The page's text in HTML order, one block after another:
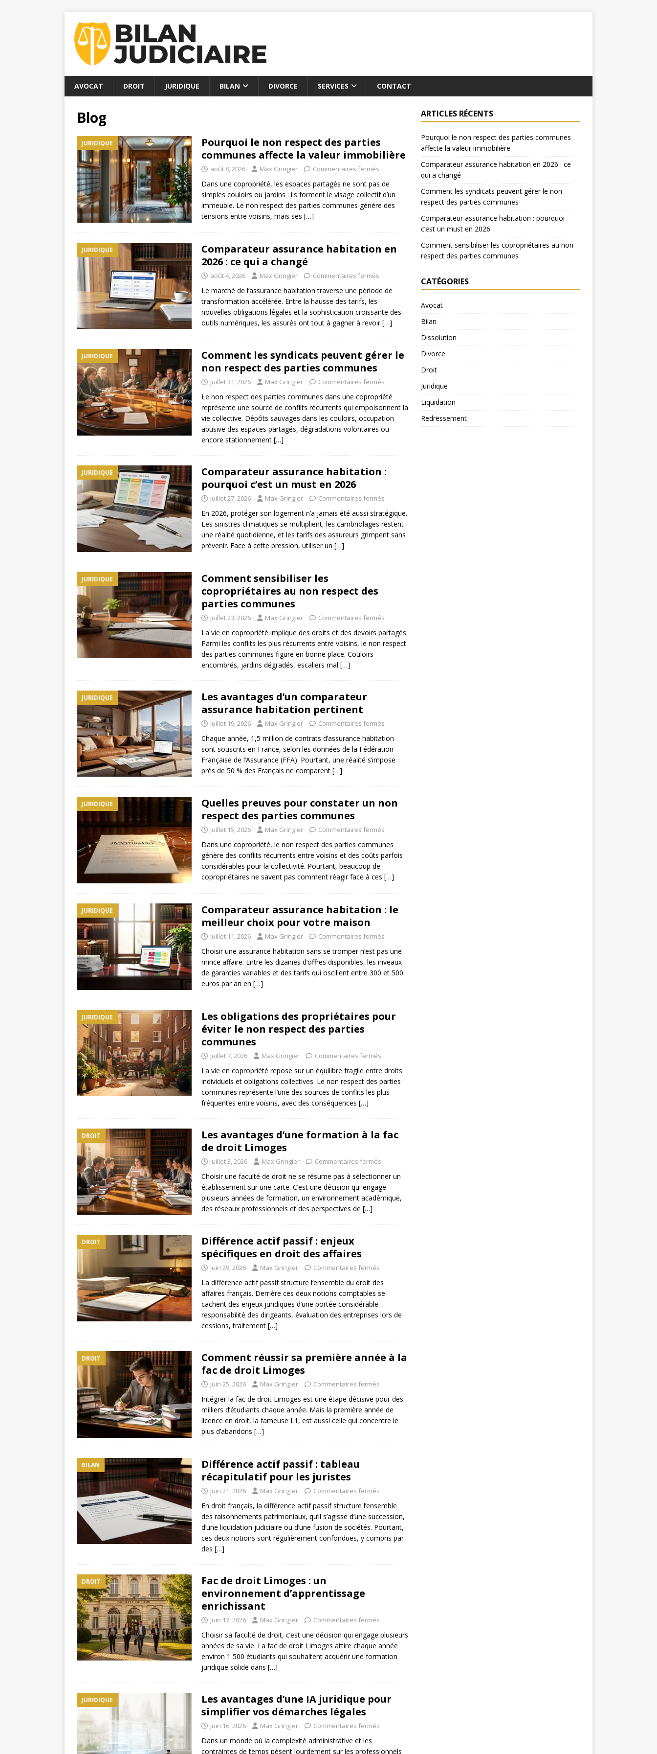
AVOCAT DROIT JURIDIQUE BILAN DIVORCE SERVICES CONTACT
Blog
JURIDIQUE
Pourquoi le non respect des parties
communes affecte la valeur immobilière
août 8, 2026 Max Gringier Commentaires fermés
Dans une copropriété, les espaces partagés ne sont pas de
simples couloirs ou jardins : ils forment le visage collectif d’un
immeuble. Le non respect des parties communes génère des
tensions entre voisins, mais ses […]
JURIDIQUE
Comparateur assurance habitation en
2026 : ce qui a changé
août 4, 2026 Max Gringier Commentaires fermés
Le marché de l’assurance habitation traverse une période de
transformation accélérée. Entre la hausse des tarifs, les
nouvelles obligations légales et la sophistication croissante des
outils numériques, les assurés ont tout à gagner à revoir[…]
JURIDIQUE
Comment les syndicats peuvent gérer le
non respect des parties communes
juillet 31, 2026 Max Gringier Commentaires fermés
Le non respect des parties communes dans une copropriété
représente une source de conflits récurrents qui empoisonnent la
vie collective. Dépôts sauvages dans les couloirs, occupation
abusive des espaces partagés, dégradations volontaires ou
encore stationnement […]
JURIDIQUE
Comparateur assurance habitation :
pourquoi c’est un must en 2026
juillet 27, 2026 Max Gringier Commentaires fermés
En 2026, protéger son logement n’a jamais été aussi stratégique.
Les sinistres climatiques se multiplient, les cambriolages restent
une réalité quotidienne, et les tarifs des assureurs grimpent sans
prévenir. Face à cette pression, utiliser un […]
JURIDIQUE
Comment sensibiliser les
copropriétaires au non respect des
parties communes
juillet 23, 2026 Max Gringier Commentaires fermés
La vie en copropriété implique des droits et des devoirs partagés.
Parmi les conflits les plus récurrents entre voisins, le non respect
des parties communes figure en bonne place. Couloirs
encombrés, jardins dégradés, escaliers mal […]
JURIDIQUE
Les avantages d’un comparateur
assurance habitation pertinent
juillet 19, 2026 Max Gringier Commentaires fermés
Chaque année, 1,5 million de contrats d’assurance habitation
sont souscrits en France, selon les données de la Fédération
Française de l’Assurance (FFA). Pourtant, une réalité s’impose :
près de 50 % des Français ne comparent […]
JURIDIQUE
Quelles preuves pour constater un non
respect des parties communes
juillet 15, 2026 Max Gringier Commentaires fermés
Dans une copropriété, le non respect des parties communes
génère des conflits récurrents entre voisins et des coûts parfois
considérables pour la collectivité. Pourtant, beaucoup de
copropriétaires ne savent pas comment réagir face à ces […]
JURIDIQUE
Comparateur assurance habitation : le
meilleur choix pour votre maison
juillet 11, 2026 Max Gringier Commentaires fermés
Choisir une assurance habitation sans se tromper n’est pas une
mince affaire. Entre les dizaines d’offres disponibles, les niveaux
de garanties variables et des tarifs qui oscillent entre 300 et 500
euros par an en […]
JURIDIQUE
Les obligations des propriétaires pour
éviter le non respect des parties
communes
juillet 7, 2026 Max Gringier Commentaires fermés
La vie en copropriété repose sur un équilibre fragile entre droits
individuels et obligations collectives. Le non respect des parties
communes représente l’une des sources de conflits les plus
fréquentes entre voisins, avec des conséquences […]
DROIT
Les avantages d’une formation à la fac
de droit Limoges
juillet 3, 2026 Max Gringier Commentaires fermés
Choisir une faculté de droit ne se résume pas à sélectionner un
établissement sur une carte. C’est une décision qui engage
plusieurs années de formation, un environnement académique,
des réseaux professionnels et des perspectives de […]
DROIT
Différence actif passif : enjeux
spécifiques en droit des affaires
juin 29, 2026 Max Gringier Commentaires fermés
La différence actif passif structure l’ensemble du droit des
affaires français. Derrière ces deux notions comptables se
cachent des enjeux juridiques d’une portée considérable :
responsabilité des dirigeants, évaluation des entreprises lors de
cessions, traitement […]
DROIT
Comment réussir sa première année à la
fac de droit Limoges
juin 25, 2026 Max Gringier Commentaires fermés
Intégrer la fac de droit Limoges est une étape décisive pour des
milliers d’étudiants chaque année. Mais la première année de
licence en droit, la fameuse L1, est aussi celle qui concentre le
plus d’abandons […]
BILAN
Différence actif passif : tableau
récapitulatif pour les juristes
juin 21, 2026 Max Gringier Commentaires fermés
En droit français, la différence actif passif structure l’ensemble
des raisonnements patrimoniaux, qu’il s’agisse d’une succession,
d’une liquidation judiciaire ou d’une fusion de sociétés. Pourtant,
ces deux notions sont régulièrement confondues, y compris par
des […]
DROIT
Fac de droit Limoges : un
environnement d’apprentissage
enrichissant
juin 17, 2026 Max Gringier Commentaires fermés
Choisir sa faculté de droit, c’est une décision qui engage plusieurs
années de sa vie. La fac de droit Limoges attire chaque année
environ 1 500 étudiants qui souhaitent acquérir une formation
juridique solide dans […]
JURIDIQUE
Les avantages d’une IA juridique pour
simplifier vos démarches légales
juin 16, 2026 Max Gringier Commentaires fermés
Dans un monde où la complexité administrative et les
contraintes de temps pèsent lourdement sur les professionnels
ARTICLES RÉCENTS
Pourquoi le non respect des parties communes
affecte la valeur immobilière
Comparateur assurance habitation en 2026 : ce
qui a changé
Comment les syndicats peuvent gérer le non
respect des parties communes
Comparateur assurance habitation : pourquoi
c’est un must en 2026
Comment sensibiliser les copropriétaires au non
respect des parties communes
CATÉGORIES
Avocat
Bilan
Dissolution
Divorce
Droit
Juridique
Liquidation
Redressement